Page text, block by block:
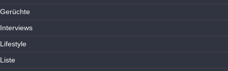
Gerüchte
Interviews
Lifestyle
Liste